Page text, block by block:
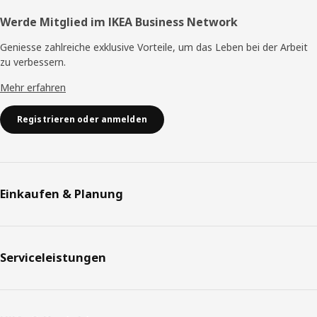
Werde Mitglied im IKEA Business Network
Geniesse zahlreiche exklusive Vorteile, um das Leben bei der Arbeit
zu verbessern.
Mehr erfahren
Registrieren oder anmelden
Einkaufen & Planung
Serviceleistungen